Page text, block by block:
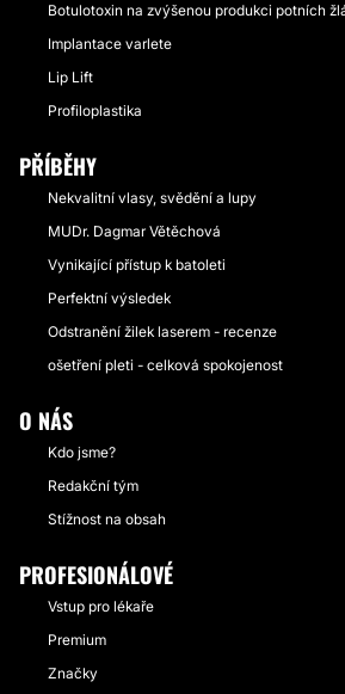
Botulotoxin na zvýšenou produkci potních
Implantace varlete
Lip Lift
Profiloplastika
PŘÍBĚHY
Nekvalitní vlasy, svědění a lupy
MUDr. Dagmar Větěchová
Vynikající přístup k batoleti
Perfektní výsledek
Odstranění žilek laserem - recenze
ošetření pleti - celková spokojenost
O NÁS
Kdo jsme?
Redakční tým
Stížnost na obsah
PROFESIONÁLOVÉ
Vstup pro lékaře
Premium
Značky